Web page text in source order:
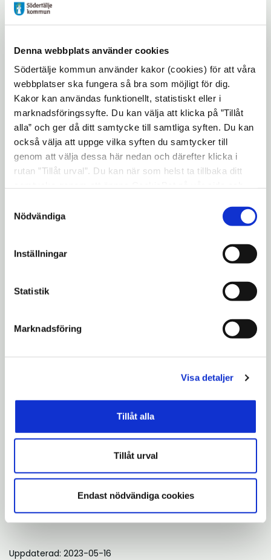
Denna webbplats använder cookies
Södertälje kommun använder kakor (cookies) för att våra
webbplatser ska fungera så bra som möjligt för dig.
Kakor kan användas funktionellt, statistiskt eller i
marknadsföringssyfte. Du kan välja att klicka på ”Tillåt
alla” och ger då ditt samtycke till samtliga syften. Du kan
också välja att uppge vilka syften du samtycker till
genom att välja dessa här nedan och därefter klicka i
rutan ”Tillåt urval”. Du kan när som helst ta tillbaka ditt
"Visa detaljer" kan du läsa om hur kakorna används och
hur vi och våra leverantörer inhämtar och behandlar
Nödvändiga
Inställningar
Statistik
Marknadsföring
Visa detaljer
Tillåt alla
Tillåt urval
Endast nödvändiga cookies
Dundertåget, Lasse Karlsson, Göran
Wiklund och Jonas Holmberg uppträder.
Volontärförmedlingen, Assyriska FF,
Syrianska FC och många andra finns på
plats.
Läs mer på
www.sodertalje.se/medborgardagen2010
Ola Bjerding, Kulturskolechef, 08-523 015 39,
Mer information om medborgardagen:
torbjorn.akerblad@sodertalje.se
vxl: 08-523 010 00
www.sodertalje.se/press
www.twitter.com/sodertaljekommu
www.facebook.com/sodertalje
Uppdaterad: 2023-05-16